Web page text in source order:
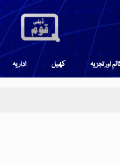
اداریہ کھیل اور تجزیہ